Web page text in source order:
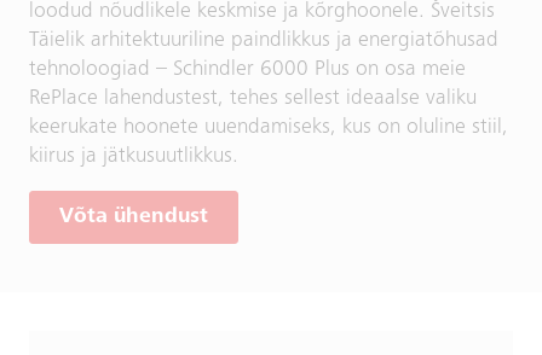
loodud nõudlikele keskmise ja kõrghoonele. Šveitsis
Täielik arhitektuuriline paindlikkus ja energiatõhusad
tehnoloogiad – Schindler 6000 Plus on osa meie
RePlace lahendustest, tehes sellest ideaalse valiku
keerukate hoonete uuendamiseks, kus on oluline stiil,
kiirus ja jätkusuutlikkus.
Võta ühendust